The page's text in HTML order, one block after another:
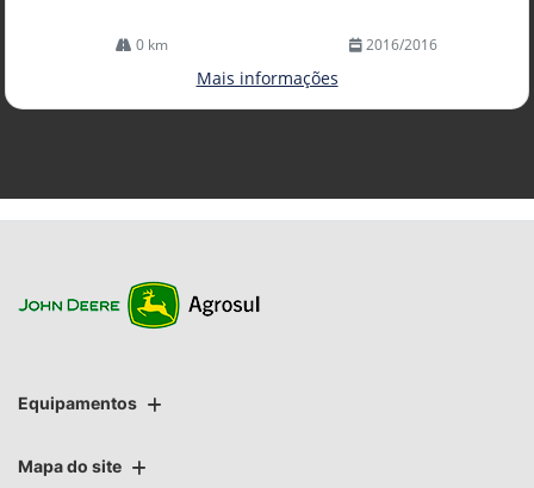
0 km 2016/2016
Mais informações
Equipamentos
Mapa do site